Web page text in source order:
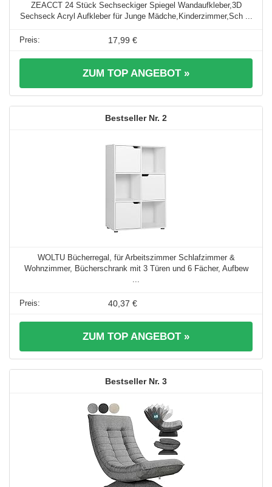
ZEACCT 24 Stück Sechseckiger Spiegel Wandaufkleber,3D
Sechseck Acryl Aufkleber für Junge Mädche,Kinderzimmer,Sch ...
17,99 €
ZUM TOP ANGEBOT »
2
WOLTU Bücherregal, für Arbeitszimmer Schlafzimmer &
Wohnzimmer, Bücherschrank mit 3 Türen und 6 Fächer, Aufbew
...
40,37 €
ZUM TOP ANGEBOT »
3